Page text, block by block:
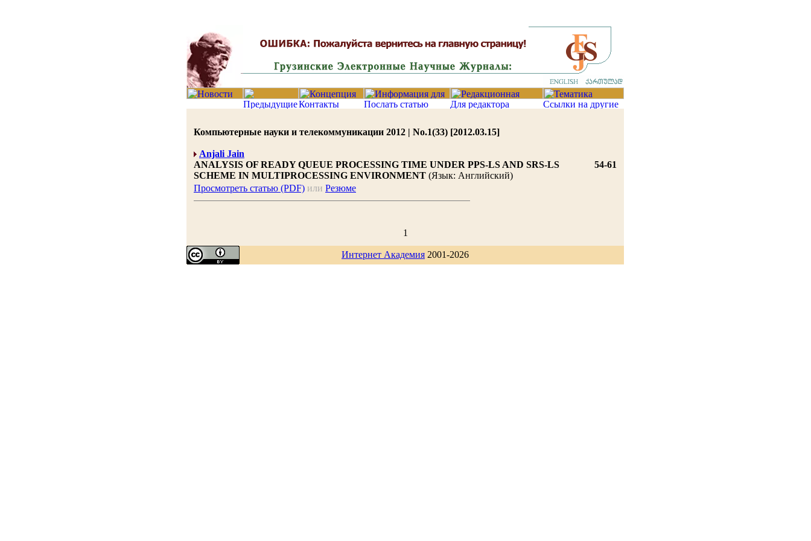
Компьютерные науки и телекоммуникации 2012 | No.1(33) [2012.03.15]
Anjali Jain
ANALYSIS OF READY QUEUE PROCESSING TIME UNDER PPS-LS AND SRS-LS
SCHEME IN MULTIPROCESSING ENVIRONMENT (Язык: Английский)
54-61
Просмотреть статью (PDF) или Резюме
1
Интернет Академия 2001-2026